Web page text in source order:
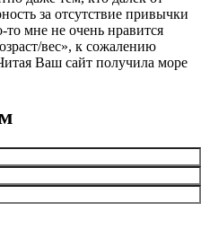
за отсутствие привычки
мне не очень нравится
вес», к сожалению
Ваш сайт получила море